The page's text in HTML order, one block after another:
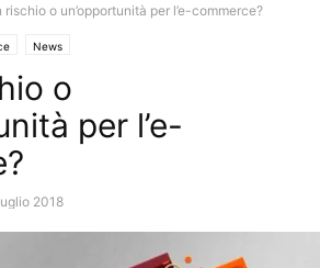
rischio o un’opportunità per l’e-commerce?
News
o
per l’e-
2018